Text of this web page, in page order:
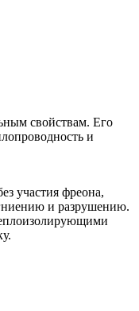
участия фреона,
и разрушению.